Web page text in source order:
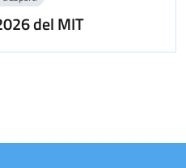
del MIT